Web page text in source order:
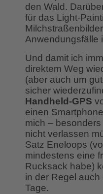
den Wald.
für das Light-
Anwendungsfälle
Und damit ich
direktem Weg
(aber auch um
sicher
Handheld-GPS
einen
mich –
nicht verlassen
Satz Eneloops
mindestens eine
Rucksack habe)
in der Regel
Tage.